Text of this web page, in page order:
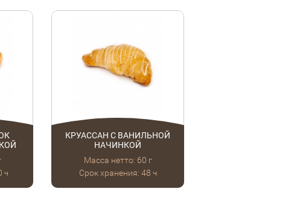
ч
КРУАССАН С ВАНИЛЬНОЙ
НАЧИНКОЙ
Масса нетто: 60 г
Срок хранения: 48 ч